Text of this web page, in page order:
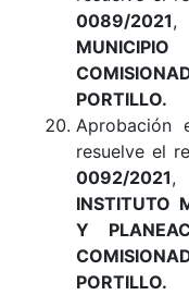
0089/2021,
PORTILLO.
Aprobación
resuelve el
0092/2021,
INSTITUTO
Y
PORTILLO.